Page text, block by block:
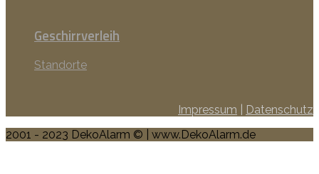
Geschirrverleih
Standorte
Impressum
Datenschutz
2001 - 2023 DekoAlarm © | www.DekoAlarm.de